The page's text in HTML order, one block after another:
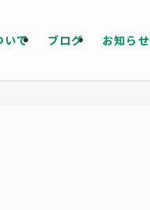
いて ブログ お知らせ